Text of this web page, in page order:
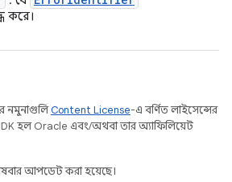
করে।
নমুনাগুলিContent License-এ বর্ণিত লাইসেন্সের
হল Oracle এবং/অথবা তার অ্যাফিলিয়েট
আপডেট করা হয়েছে।